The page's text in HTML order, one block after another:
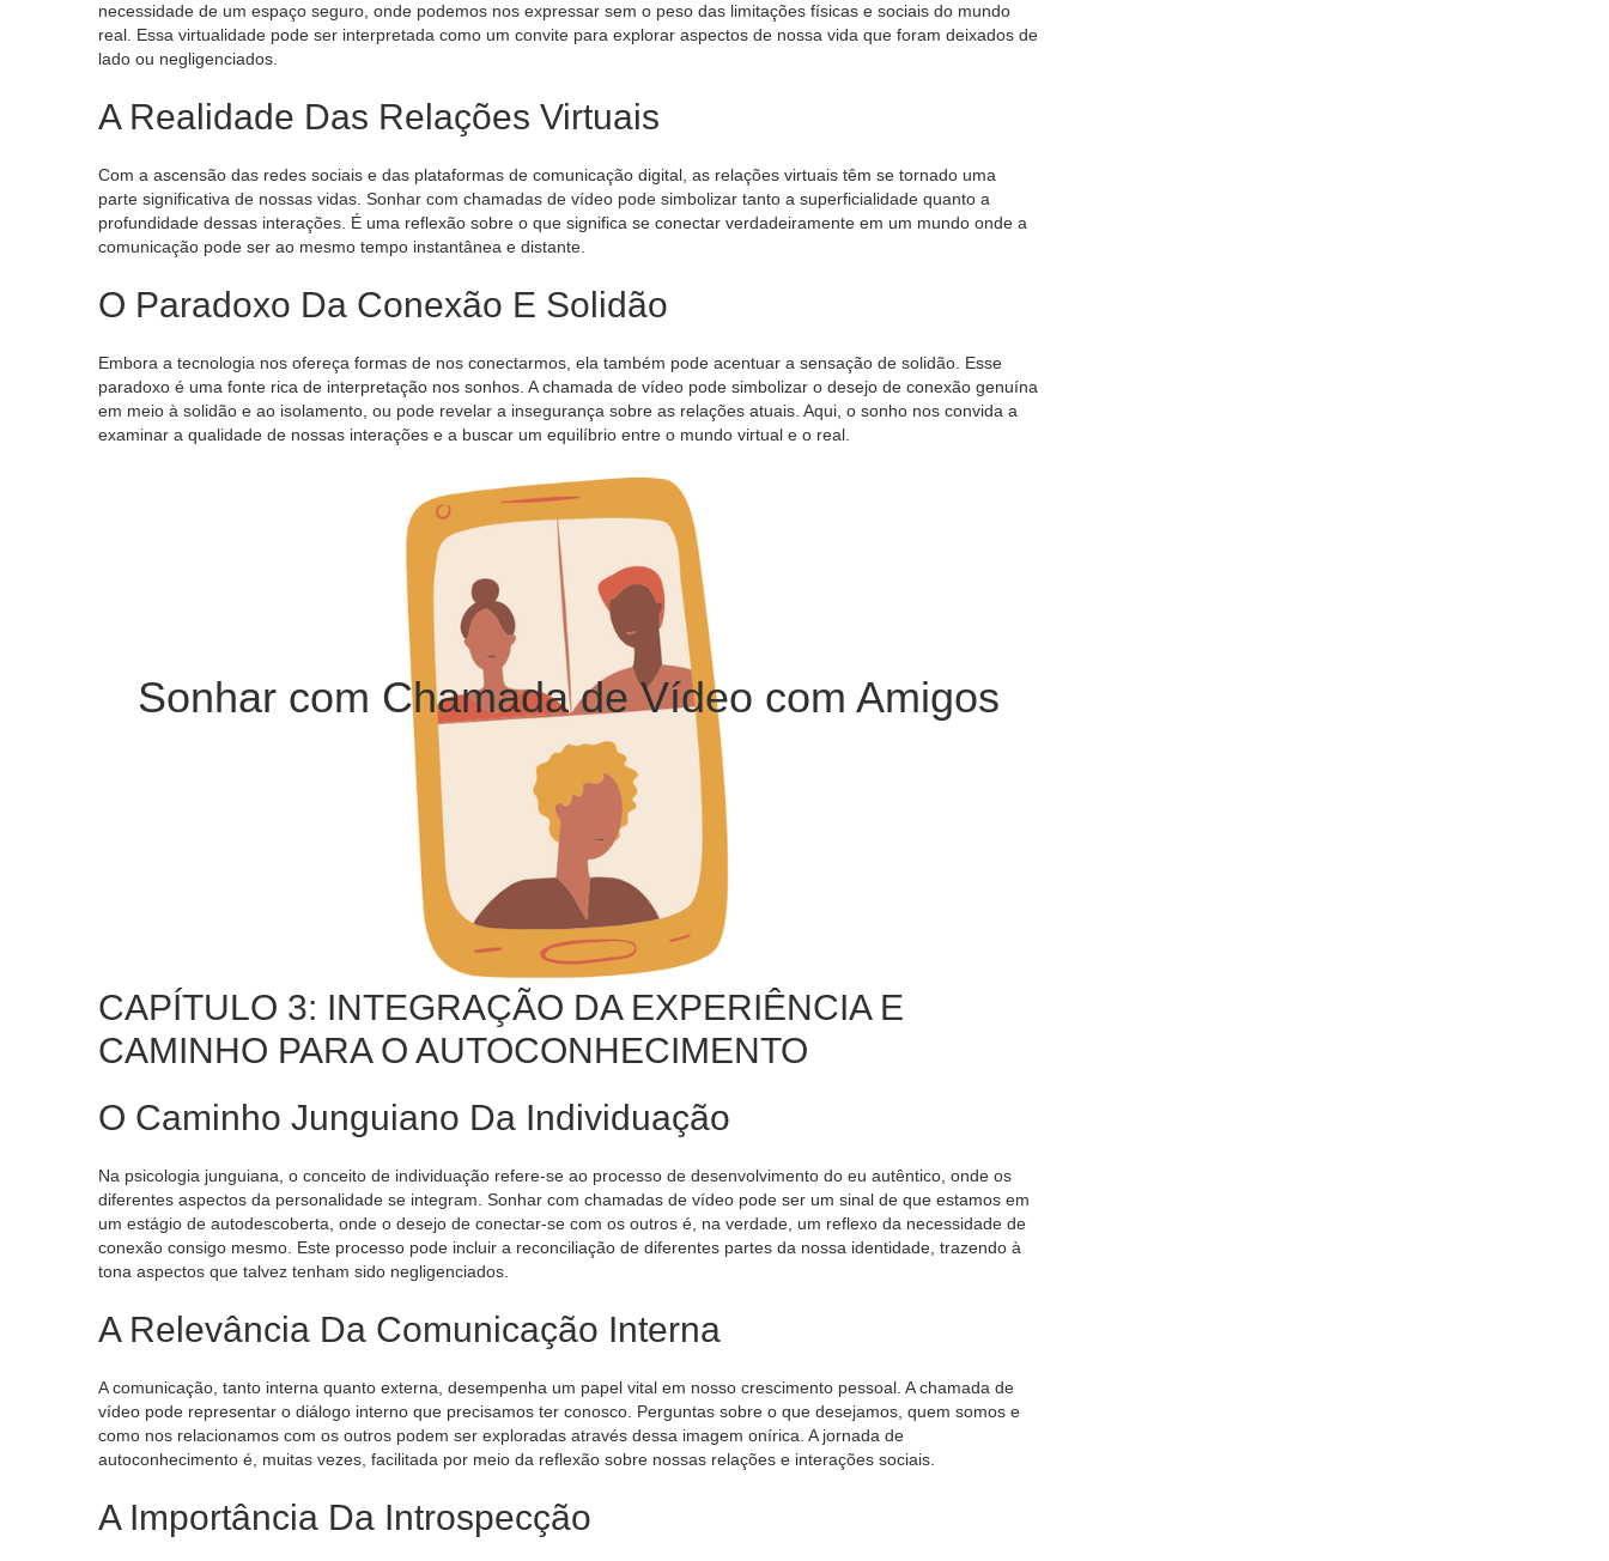
necessidade de um espaço seguro, onde podemos nos expressar sem o peso das limitações físicas e sociais do mundo
real. Essa virtualidade pode ser interpretada como um convite para explorar aspectos de nossa vida que foram deixados de
lado ou negligenciados.
A Realidade Das Relações Virtuais
Com a ascensão das redes sociais e das plataformas de comunicação digital, as relações virtuais têm se tornado uma
parte significativa de nossas vidas. Sonhar com chamadas de vídeo pode simbolizar tanto a superficialidade quanto a
profundidade dessas interações. É uma reflexão sobre o que significa se conectar verdadeiramente em um mundo onde a
comunicação pode ser ao mesmo tempo instantânea e distante.
O Paradoxo Da Conexão E Solidão
Embora a tecnologia nos ofereça formas de nos conectarmos, ela também pode acentuar a sensação de solidão. Esse
paradoxo é uma fonte rica de interpretação nos sonhos. A chamada de vídeo pode simbolizar o desejo de conexão genuína
em meio à solidão e ao isolamento, ou pode revelar a insegurança sobre as relações atuais. Aqui, o sonho nos convida a
examinar a qualidade de nossas interações e a buscar um equilíbrio entre o mundo virtual e o real.
Sonhar com Chamada de Vídeo com Amigos
CAPÍTULO 3: INTEGRAÇÃO DA EXPERIÊNCIA E
CAMINHO PARA O AUTOCONHECIMENTO
O Caminho Junguiano Da Individuação
Na psicologia junguiana, o conceito de individuação refere-se ao processo de desenvolvimento do eu autêntico, onde os
diferentes aspectos da personalidade se integram. Sonhar com chamadas de vídeo pode ser um sinal de que estamos em
um estágio de autodescoberta, onde o desejo de conectar-se com os outros é, na verdade, um reflexo da necessidade de
conexão consigo mesmo. Este processo pode incluir a reconciliação de diferentes partes da nossa identidade, trazendo à
tona aspectos que talvez tenham sido negligenciados.
A Relevância Da Comunicação Interna
A comunicação, tanto interna quanto externa, desempenha um papel vital em nosso crescimento pessoal. A chamada de
vídeo pode representar o diálogo interno que precisamos ter conosco. Perguntas sobre o que desejamos, quem somos e
como nos relacionamos com os outros podem ser exploradas através dessa imagem onírica. A jornada de
autoconhecimento é, muitas vezes, facilitada por meio da reflexão sobre nossas relações e interações sociais.
A Importância Da Introspecção